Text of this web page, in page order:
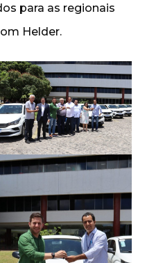
para as regionais
Helder.